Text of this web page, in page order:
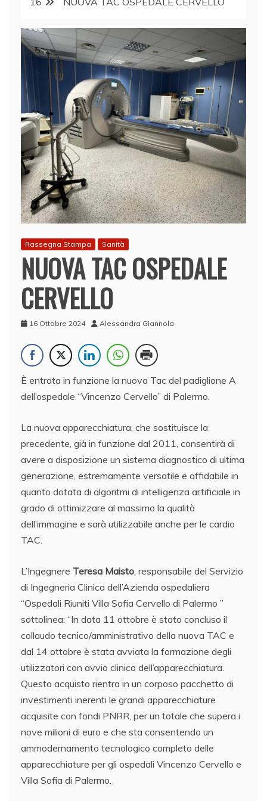
Rassegna Stampa Sanità
NUOVA TAC OSPEDALE
CERVELLO
16 Ottobre 2024 Alessandra Giannola
È entrata in funzione la nuova Tac del padiglione A
dell’ospedale “Vincenzo Cervello” di Palermo.
La nuova apparecchiatura, che sostituisce la
precedente, già in funzione dal 2011, consentirà di
avere a disposizione un sistema diagnostico di ultima
generazione, estremamente versatile e affidabile in
quanto dotata di algoritmi di intelligenza artificiale in
grado di ottimizzare al massimo la qualità
dell’immagine e sarà utilizzabile anche per le cardio
TAC.
L’Ingegnere Teresa Maisto, responsabile del Servizio
di Ingegneria Clinica dell’Azienda ospedaliera
“Ospedali Riuniti Villa Sofia Cervello di Palermo ”
sottolinea: “In data 11 ottobre è stato concluso il
collaudo tecnico/amministrativo della nuova TAC e
dal 14 ottobre è stata avviata la formazione degli
utilizzatori con avvio clinico dell’apparecchiatura.
Questo acquisto rientra in un corposo pacchetto di
investimenti inerenti le grandi apparecchiature
acquisite con fondi PNRR, per un totale che supera i
nove milioni di euro e che sta consentendo un
ammodernamento tecnologico completo delle
apparecchiature per gli ospedali Vincenzo Cervello e
Villa Sofia di Palermo.